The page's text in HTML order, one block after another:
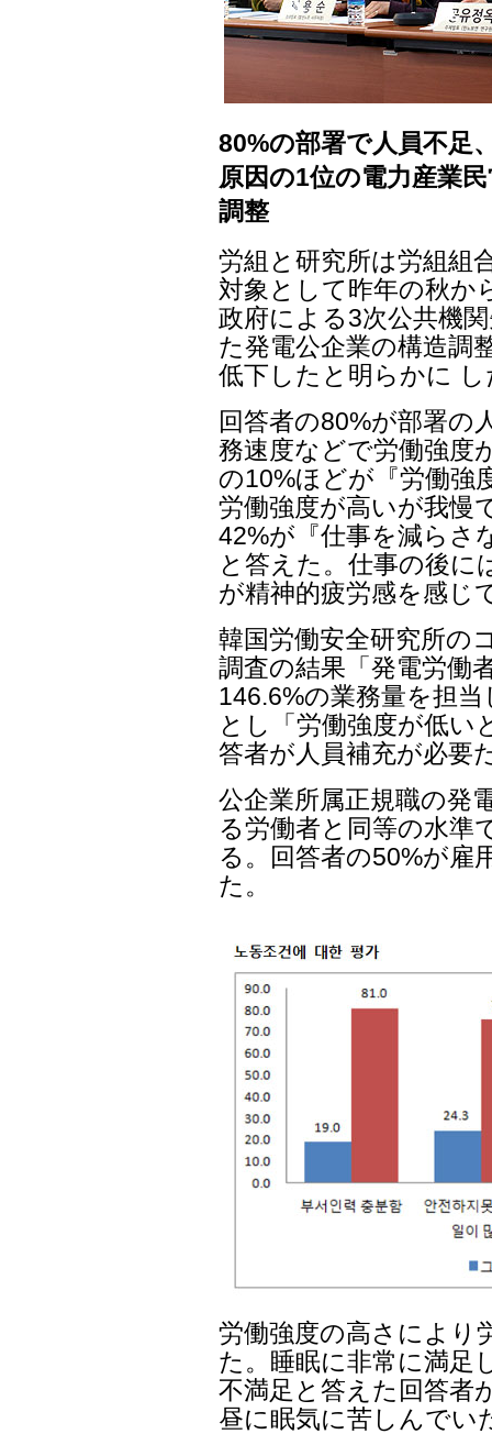
80%の部署で人員不足
原因の1位の電力産業
調整
労組と研究所は労組組
対象として昨年の秋か
政府による3次公共機
た発電公企業の構造調
低下したと明らかに し
回答者の80%が部署の
務速度などで労働強度
の10%ほどが『労働強
労働強度が高いが我慢
42%が『仕事を減らさ
と答えた。仕事の後に
が精神的疲労感を感じ
韓国労働安全研究所の
調査の結果「発電労働
146.6%の業務量を担
とし「労働強度が低い
答者が人員補充が必要
公企業所属正規職の発
る労働者と同等の水準
る。回答者の50%が雇
た。
労働強度の高さにより
た。睡眠に非常に満足
不満足と答えた回答者
昼に眠気に苦しんでい